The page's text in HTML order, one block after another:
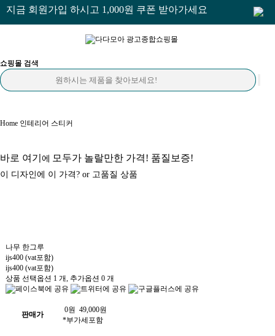
지금 회원가입 하시고 1,000원 쿠폰 받아가세요
쇼핑몰 검색
쇼핑몰 검색
Home 인테리어 스티커
바로 여기 에 모두가 놀랄만한 가격! 품질보증!
이 디자인에 이 가격? or 고품질 상품
나무 한그루
ijs400 (vat포함)
ijs400 (vat포함)
상품 선택옵션 1 개, 추가옵션 0 개
판매가
0원 49,000원
*부가세포함